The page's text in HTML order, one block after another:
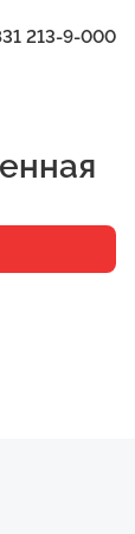
213-9-000